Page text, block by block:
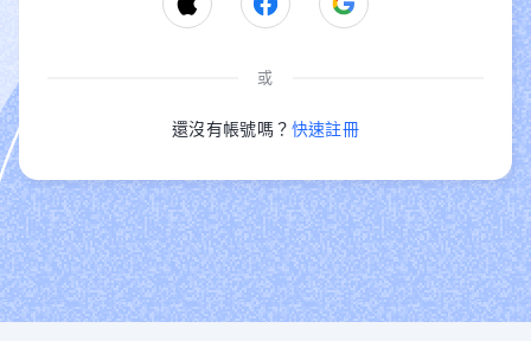
或
還沒有帳號嗎？ 快速註冊